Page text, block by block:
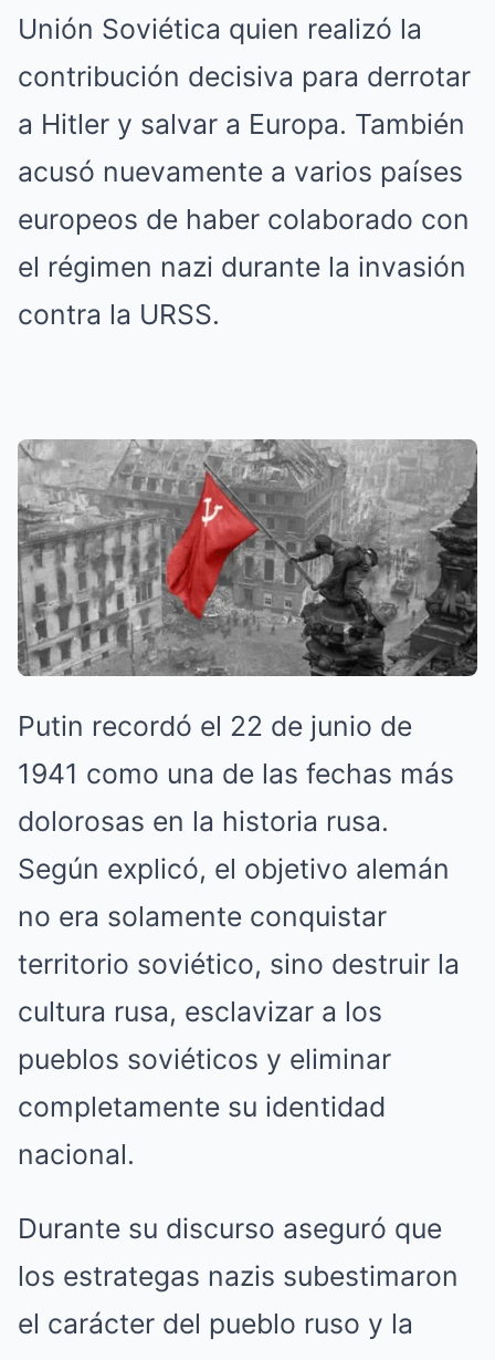
Unión Soviética quien realizó la
contribución decisiva para derrotar
a Hitler y salvar a Europa. También
acusó nuevamente a varios países
europeos de haber colaborado con
el régimen nazi durante la invasión
contra la URSS.
Putin recordó el 22 de junio de
1941 como una de las fechas más
dolorosas en la historia rusa.
Según explicó, el objetivo alemán
no era solamente conquistar
territorio soviético, sino destruir la
cultura rusa, esclavizar a los
pueblos soviéticos y eliminar
completamente su identidad
nacional.
Durante su discurso aseguró que
los estrategas nazis subestimaron
el carácter del pueblo ruso y la